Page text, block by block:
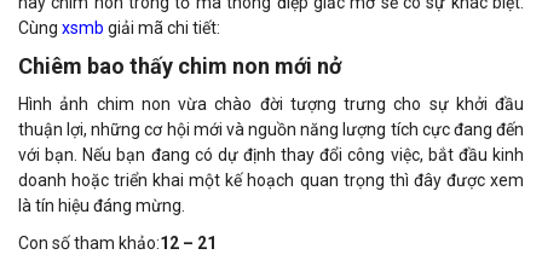
Cùng xsmb giải mã chi tiết:
Chiêm bao thấy chim non mới nở
Hình ảnh chim non vừa chào đời tượng trưng cho sự khởi đầu
thuận lợi, những cơ hội mới và nguồn năng lượng tích cực đang đến
với bạn. Nếu bạn đang có dự định thay đổi công việc, bắt đầu kinh
doanh hoặc triển khai một kế hoạch quan trọng thì đây được xem
là tín hiệu đáng mừng.
Con số tham khảo:12 – 21